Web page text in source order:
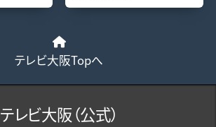
テレビ大阪Topへ
テレビ大阪（公式）